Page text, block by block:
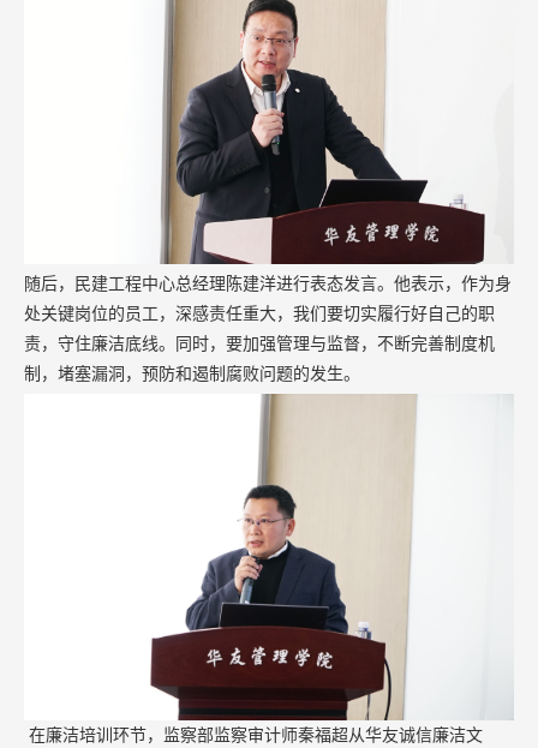
随后，民建工程中心总经理陈建洋进行表态发言。他表示，作为身
处关键岗位的员工，深感责任重大，我们要切实履行好自己的职
责， 守住廉洁底线。同时，要加强管理与监督，不断完善制度机
制，堵塞漏洞，预防和遏制腐败问题的发生。
在廉洁培训环节，监察部监察审计师秦福超从华友诚信廉洁文